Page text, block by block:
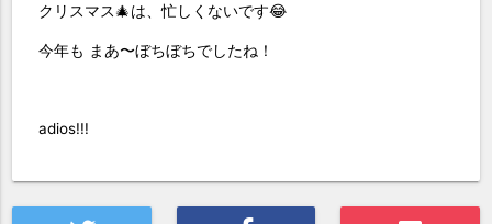
クリスマス🎄は、忙しくないです😂
今年も まあ〜ぼちぼちでしたね！
adios!!!